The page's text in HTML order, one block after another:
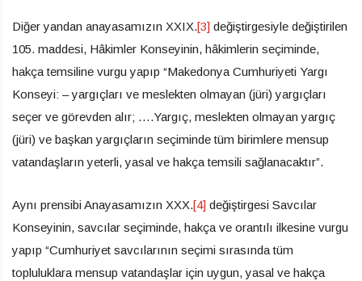
Diğer yandan anayasamızın XXIX.[3] değiştirgesiyle değiştirilen
105. maddesi, Hâkimler Konseyinin, hâkimlerin seçiminde,
hakça temsiline vurgu yapıp “Makedonya Cumhuriyeti Yargı
Konseyi: – yargıçları ve meslekten olmayan (jüri) yargıçları
seçer ve görevden alır; ….Yargıç, meslekten olmayan yargıç
(jüri) ve başkan yargıçların seçiminde tüm birimlere mensup
vatandaşların yeterli, yasal ve hakça temsili sağlanacaktır”.
Aynı prensibi Anayasamızın XXX.[4] değiştirgesi Savcılar
Konseyinin, savcılar seçiminde, hakça ve orantılı ilkesine vurgu
yapıp “Cumhuriyet savcılarının seçimi sırasında tüm
topluluklara mensup vatandaşlar için uygun, yasal ve hakça